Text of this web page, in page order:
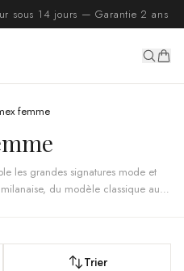
sous 14 jours — Garantie 2 ans
femme
les grandes signatures mode et
du modèle classique au
client francophone.
Trier